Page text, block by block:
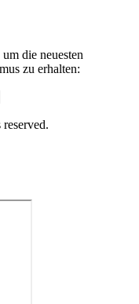
die neuesten
zu erhalten: